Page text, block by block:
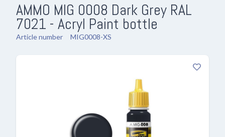
AMMO MIG 0008 Dark Grey RAL
7021 - Acryl Paint bottle
Article number MIG0008-XS